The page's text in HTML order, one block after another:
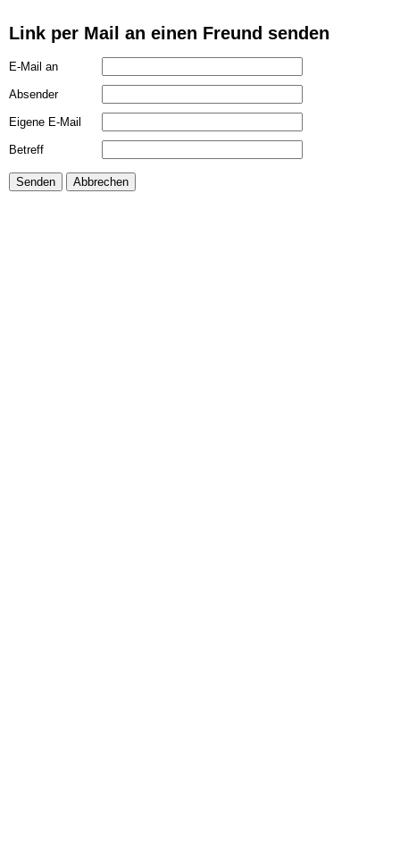
Link per Mail an einen Freund senden
E-Mail an
Absender
Eigene E-Mail
Betreff
Senden Abbrechen